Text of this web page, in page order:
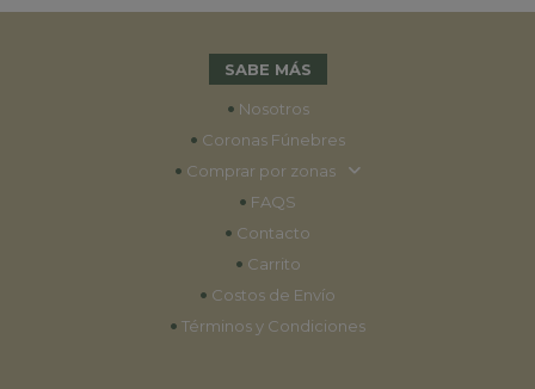
SABE MÁS
• Nosotros
• Coronas Fúnebres
• Comprar por zonas
• FAQS
• Contacto
• Carrito
• Costos de Envío
• Términos y Condiciones